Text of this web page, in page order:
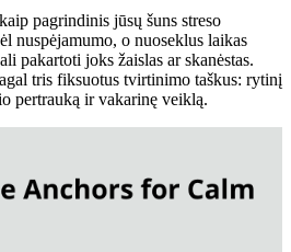
pagrindinis jūsų šuns streso
nuspėjamumo, o nuoseklus laikas
pakartoti joks žaislas ar skanėstas.
tris fiksuotus tvirtinimo taškus: rytinį
pertrauką ir vakarinę veiklą.